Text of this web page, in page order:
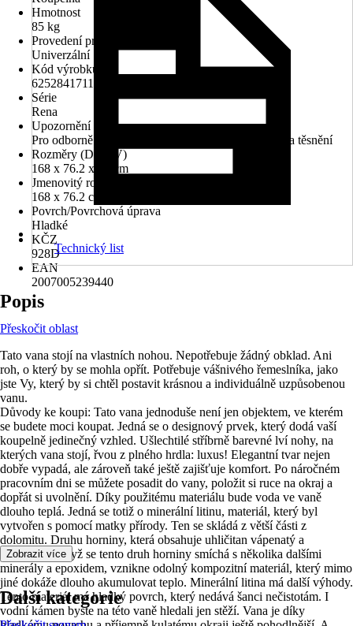
Hmotnost
85 kg
Provedení pro rohovou montáž
Univerzální
Kód výrobku
625284171103
Série
Rena
Upozornění
Pro odborně provedenou montáž je vyžadována sada těsnění
Rozměry (DxŠxV)
168 x 76.2 x 70 cm
Jmenovitý rozmer (DxŠ)
168 x 76.2 cm
Povrch/Povrchová úprava
Hladké
KČZ
928D
EAN
2007005239440
Technický list
Popis
Přeskočit oblast
Tato vana stojí na vlastních nohou. Nepotřebuje žádný obklad. Ani
roh, o který by se mohla opřít. Potřebuje vášnivého řemeslníka, jako
jste Vy, který by si chtěl postavit krásnou a individuálně uzpůsobenou
vanu.
Důvody ke koupi: Tato vana jednoduše není jen objektem, ve kterém
se budete moci koupat. Jedná se o designový prvek, který dodá vaší
koupelně jedinečný vzhled. Ušlechtilé stříbrně barevné lví nohy, na
kterých vana stojí, řvou z plného hrdla: luxus! Elegantní tvar nejen
dobře vypadá, ale zároveň také ještě zajišťuje komfort. Po náročném
pracovním dni se můžete posadit do vany, položit si ruce na okraj a
dopřát si uvolnění. Díky použitému materiálu bude voda ve vaně
dlouho teplá. Jedná se totiž o minerální litinu, materiál, který byl
vytvořen s pomocí matky přírody. Ten se skládá z větší části z
dolomitu. Druhu horniny, která obsahuje uhličitan vápenatý a
hořečnatý. Když se tento druh horniny smíchá s několika dalšími
minerály a epoxidem, vznikne odolný kompozitní materiál, který mimo
jiné dokáže dlouho akumulovat teplo. Minerální litina má další výhody.
Tento materiál má hladký povrch, který nedává šanci nečistotám. I
vodní kámen byste na této vaně hledali jen stěží. Vana je díky
Zobrazit více
Další kategorie